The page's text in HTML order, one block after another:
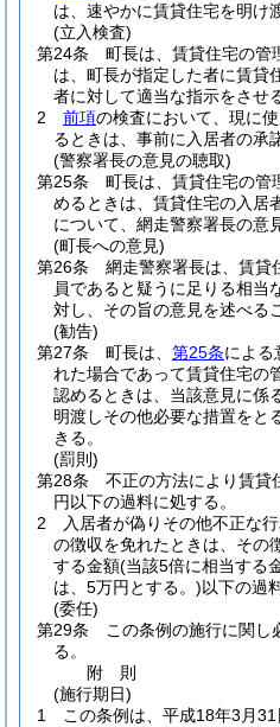
は、速やかに賃貸住宅を明け
(立入検査)
第24条
町長は、賃貸住宅の管
は、町長が指定した者に賃貸
者に対して適当な指示をさせ
2
前項の検査において、現に
るときは、事前に入居者の承
(警察署長の意見の聴取)
第25条
町長は、賃貸住宅の管
めるときは、賃貸住宅の入居
について、網走警察署長の意
(町長への意見)
第26条
網走警察署長は、賃貸
員であると疑うに足りる相当
対し、その旨の意見を述べる
(勧告)
第27条
町長は、 第25条による
れた場合であって賃貸住宅の
認めるときは、当該意見に係
明渡しその他必要な措置をと
きる。
(罰則)
第28条
不正の方法により賃貸
円以下の過料に処する。
2
入居者が偽りその他不正な
の徴収を免れたときは、その
する金額(当該5倍に相当する
は、5万円とする。)以下の過
(委任)
第29条
この条例の施行に関し
る。
附 則
(施行期日)
1
この条例は、平成18年3月31